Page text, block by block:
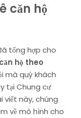
căn hộ
tổng hợp cho
hộ theo
mà quý khách
tại Chung cư
viết này, chúng
về mô hình cho